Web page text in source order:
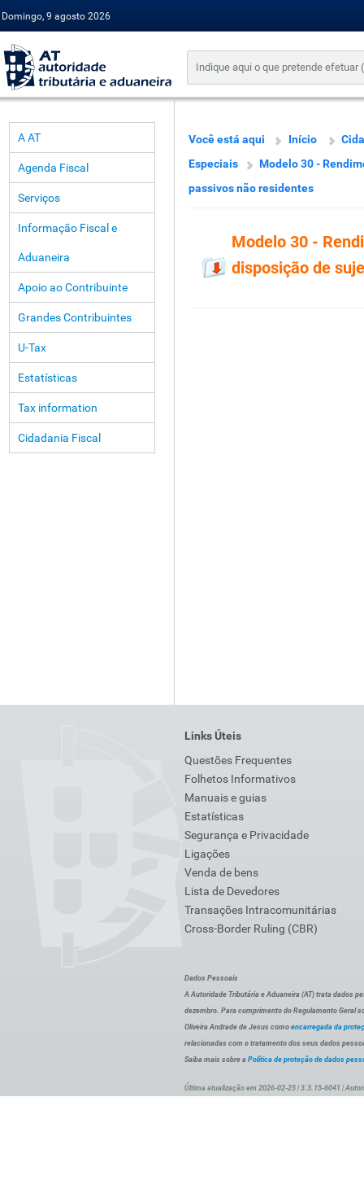
Domingo, 9 agosto 2026
A AT
Agenda Fiscal
Serviços
Informação Fiscal e
Aduaneira
Apoio ao Contribuinte
Grandes Contribuintes
U-Tax
Estatísticas
Tax information
Cidadania Fiscal
Você está aqui Início
Especiais
Modelo 30 -
passivos não residentes
Modelo 30 -
disposição de
Links Úteis
Questões Frequentes
Folhetos Informativos
Manuais e guias
Estatísticas
Segurança e Privacidade
Ligações
Venda de bens
Lista de Devedores
Transações Intracomunitárias
Cross-Border Ruling (CBR)
Dados Pessoais
A Autoridade Tributária e Aduaneira (AT) trata dados
dezembro. Para cumprimento do Regulamento Geral
Oliveira Andrade de Jesus como encarregada da
relacionadas com o tratamento dos seus dados
Saiba mais sobre a Política de proteção de dados
Última atualização em 2026-02-25 | 3.3.15-6041 |